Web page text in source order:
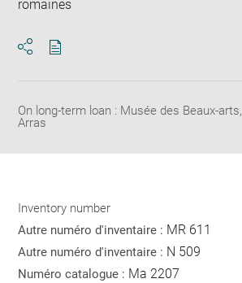
romaines
On long-term loan : Musée des Beaux-arts,
Arras
Inventory number
Autre numéro d'inventaire : MR 611
Autre numéro d'inventaire : N 509
Numéro catalogue : Ma 2207